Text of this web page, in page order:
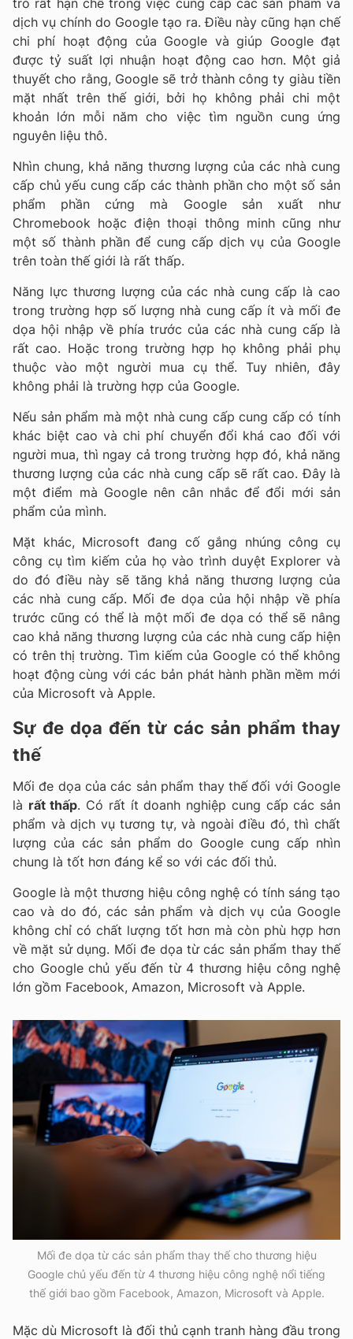
trò rất hạn chế trong việc cung cấp các sản phẩm và
dịch vụ chính do Google tạo ra. Điều này cũng hạn chế
chi phí hoạt động của Google và giúp Google đạt
được tỷ suất lợi nhuận hoạt động cao hơn. Một giả
thuyết cho rằng, Google sẽ trở thành công ty giàu tiền
mặt nhất trên thế giới, bởi họ không phải chi một
khoản lớn mỗi năm cho việc tìm nguồn cung ứng
nguyên liệu thô.
Nhìn chung, khả năng thương lượng của các nhà cung
cấp chủ yếu cung cấp các thành phần cho một số sản
phẩm phần cứng mà Google sản xuất như
Chromebook hoặc điện thoại thông minh cũng như
một số thành phần để cung cấp dịch vụ của Google
trên toàn thế giới là rất thấp.
Năng lực thương lượng của các nhà cung cấp là cao
trong trường hợp số lượng nhà cung cấp ít và mối đe
dọa hội nhập về phía trước của các nhà cung cấp là
rất cao. Hoặc trong trường hợp họ không phải phụ
thuộc vào một người mua cụ thể. Tuy nhiên, đây
không phải là trường hợp của Google.
Nếu sản phẩm mà một nhà cung cấp cung cấp có tính
khác biệt cao và chi phí chuyển đổi khá cao đối với
người mua, thì ngay cả trong trường hợp đó, khả năng
thương lượng của các nhà cung cấp sẽ rất cao. Đây là
một điểm mà Google nên cân nhắc để đổi mới sản
phẩm của mình.
Mặt khác, Microsoft đang cố gắng nhúng công cụ
công cụ tìm kiếm của họ vào trình duyệt Explorer và
do đó điều này sẽ tăng khả năng thương lượng của
các nhà cung cấp. Mối đe dọa của hội nhập về phía
trước cũng có thể là một mối đe dọa có thể sẽ nâng
cao khả năng thương lượng của các nhà cung cấp hiện
có trên thị trường. Tìm kiếm của Google có thể không
hoạt động cùng với các bản phát hành phần mềm mới
của Microsoft và Apple.
Sự đe dọa đến từ các sản phẩm thay
thế
Mối đe dọa của các sản phẩm thay thế đối với Google
là rất thấp. Có rất ít doanh nghiệp cung cấp các sản
phẩm và dịch vụ tương tự, và ngoài điều đó, thì chất
lượng của các sản phẩm do Google cung cấp nhìn
chung là tốt hơn đáng kể so với các đối thủ.
Google là một thương hiệu công nghệ có tính sáng tạo
cao và do đó, các sản phẩm và dịch vụ của Google
không chỉ có chất lượng tốt hơn mà còn phù hợp hơn
về mặt sử dụng. Mối đe dọa từ các sản phẩm thay thế
cho Google chủ yếu đến từ 4 thương hiệu công nghệ
lớn gồm Facebook, Amazon, Microsoft và Apple.
Mối đe dọa từ các sản phẩm thay thế cho thương hiệu
Google chủ yếu đến từ 4 thương hiệu công nghệ nổi tiếng
thế giới bao gồm Facebook, Amazon, Microsoft và Apple.
Mặc dù Microsoft là đối thủ cạnh tranh hàng đầu trong